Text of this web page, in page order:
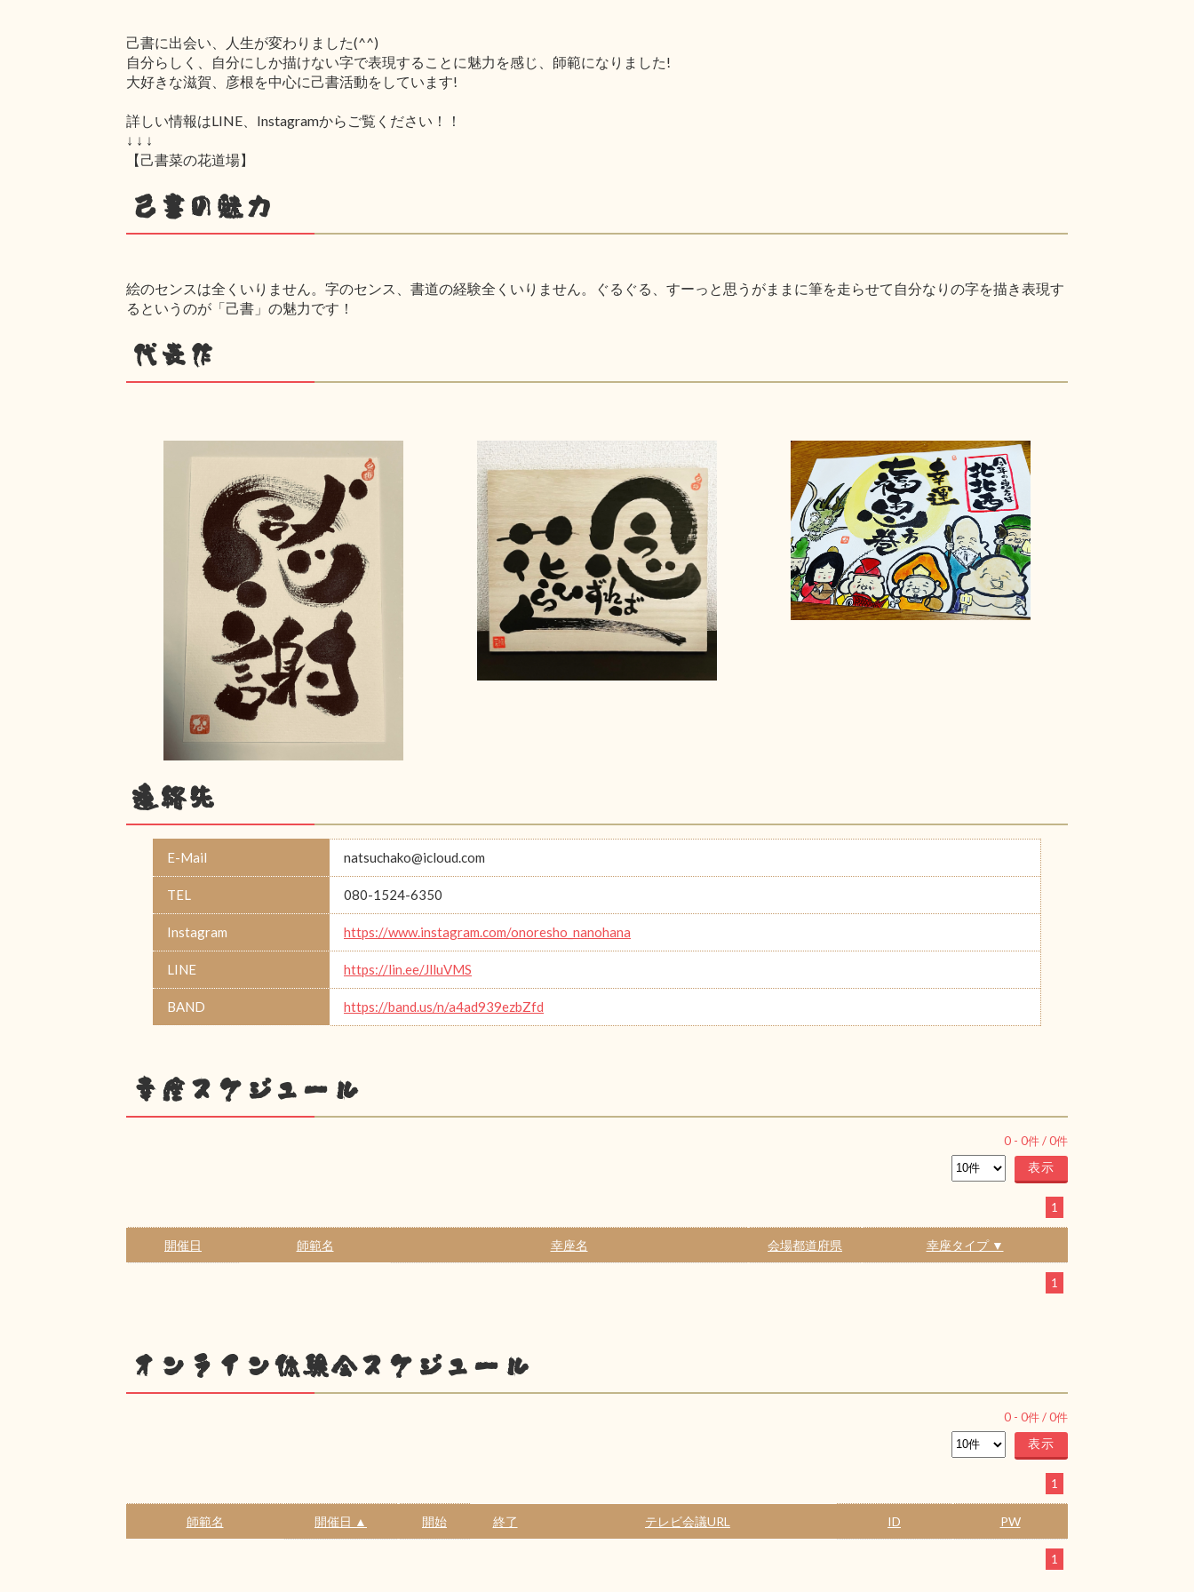
己書に出会い、人生が変わりました(^^)
自分らしく、自分にしか描けない字で表現することに魅力を感じ、師範になりました!
大好きな滋賀、彦根を中心に己書活動をしています!
詳しい情報はLINE、Instagramからご覧ください！！
↓ ↓ ↓
【己書菜の花道場】
己書の魅力
絵のセンスは全くいりません。字のセンス、書道の経験全くいりません。ぐるぐる、すーっと思うがままに筆を走らせて自分なりの字を描き表現す
るというのが「己書」の魅力です！
代表作
連絡先
E-Mail natsuchako@icloud.com
TEL 080-1524-6350
Instagram https://www.instagram.com/onoresho_nanohana
LINE https://lin.ee/JlluVMS
BAND https://band.us/n/a4ad939ezbZfd
幸座スケジュール
0 - 0件 /0件
1
開催日 師範名 幸座名 会場都道府県 幸座タイプ ▼
1
オンライン体験会スケジュール
0 - 0件 /0件
1
師範名 開催日 ▲ 開始 終了 テレビ会議URL ID PW
1